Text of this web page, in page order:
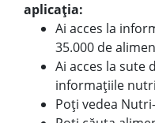
aplicația:
Ai acces la
35.000 de
Ai acces la sute
informațiile
Poți vedea